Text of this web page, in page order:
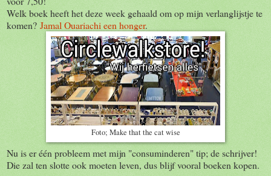
Welk boek heeft het deze week gehaald om op mijn verlanglijstje te
komen? Jamal Ouariachi een honger.
Foto; Make that the cat wise
Nu is er één probleem met mijn "consuminderen" tip; de schrijver!
Die zal ten slotte ook moeten leven, dus blijf vooral boeken kopen.